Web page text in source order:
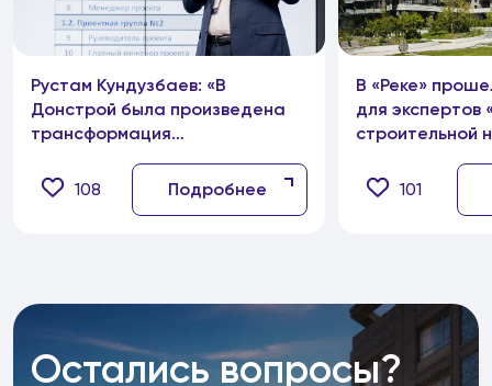
Рустам Кундузбаев: «В
Донстрой была произведена
трансформация
108
Подробнее
В «Реке»
для экспертов
строительной
101
Остались вопросы?